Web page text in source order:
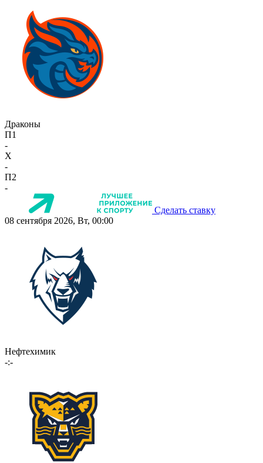
Драконы
П1
-
X
-
П2
-
Сделать ставку
08 сентября 2026, Вт, 00:00
Нефтехимик
-:-